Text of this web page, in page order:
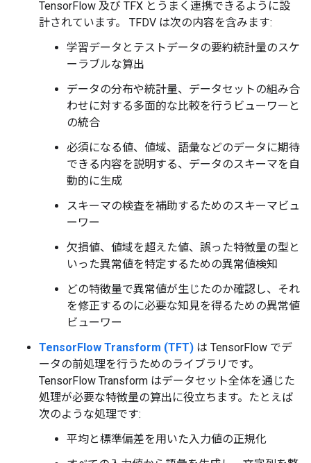
TensorFlow 及び TFX とうまく連携できるように設
計されています。 TFDV は次の内容を含みます:
学習データとテストデータの要約統計量のスケ
ーラブルな算出
データの分布や統計量、データセットの組み合
わせに対する多面的な比較を行うビューワーと
の統合
必須になる値、値域、語彙などのデータに期待
できる内容を説明する、データのスキーマを自
動的に生成
スキーマの検査を補助するためのスキーマビュ
ーワー
欠損値、値域を超えた値、誤った特徴量の型と
いった異常値を特定するための異常値検知
どの特徴量で異常値が生じたのか確認し、それ
を修正するのに必要な知見を得るための異常値
ビューワー
TensorFlow Transform (TFT) は TensorFlow でデ
ータの前処理を行うためのライブラリです。
TensorFlow Transform はデータセット全体を通じた
処理が必要な特徴量の算出に役立ちます。たとえば
次のような処理です:
平均と標準偏差を用いた入力値の正規化